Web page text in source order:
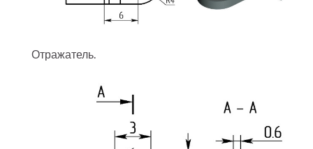
Отражатель.